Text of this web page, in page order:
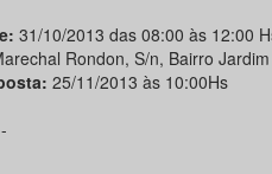
31/10/2013 das 08:00 às 12:00
Rondon, S/n, Bairro
25/11/2013 às 10:00Hs
-